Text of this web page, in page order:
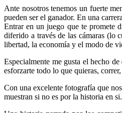
Ante nosotros tenemos un fuerte
pueden ser el ganador. En una
Entrar en un juego que te promete
diferido a través de las cámaras (lo
libertad, la economía y el modo de
Especialmente me gusta el hecho
esforzarte todo lo que quieras,
Con una excelente fotografía que
muestran si no es por la historia en si.